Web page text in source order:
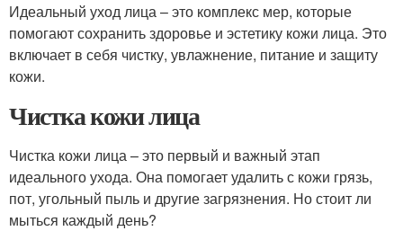
Идеальный уход лица – это комплекс мер, которые
помогают сохранить здоровье и эстетику кожи лица. Это
включает в себя чистку, увлажнение, питание и защиту
кожи.
Чистка кожи лица
Чистка кожи лица – это первый и важный этап
идеального ухода. Она помогает удалить с кожи грязь,
пот, угольный пыль и другие загрязнения. Но стоит ли
мыться каждый день?